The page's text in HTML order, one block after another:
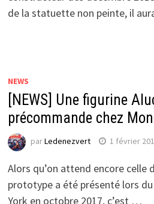
de la statuette non peinte, il
NEWS
[NEWS] Une figurine
précommande chez
parLedenezvert 1 février
Alors qu’on attend encore celle
prototype a été présenté lors
York en octobre 2017, c’est …